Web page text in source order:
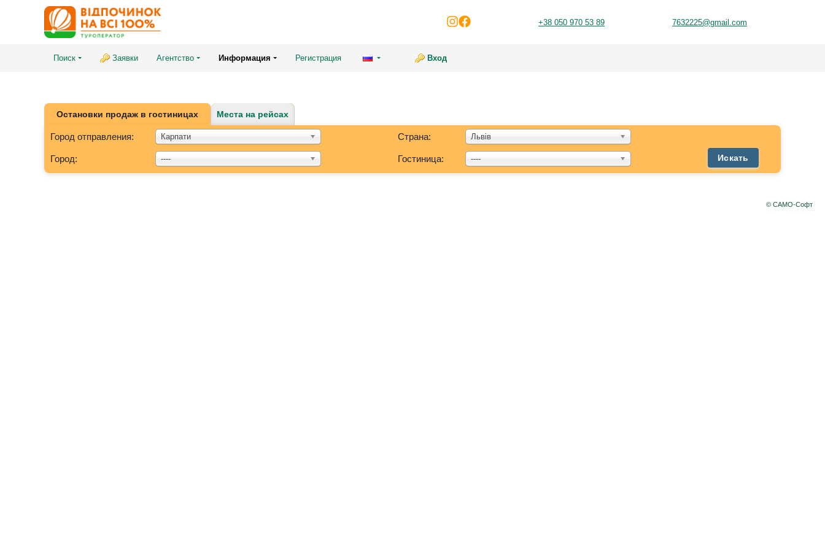
+38 050 970 53 89 7632225@gmail.com
Поиск Заявки Агентство Информация Регистрация Вход
Остановки продаж в гостиницах Места на рейсах
Город отправления: Карпати Страна: Львів
Город: ---- Гостиница: ---- Искать
© САМО-Софт